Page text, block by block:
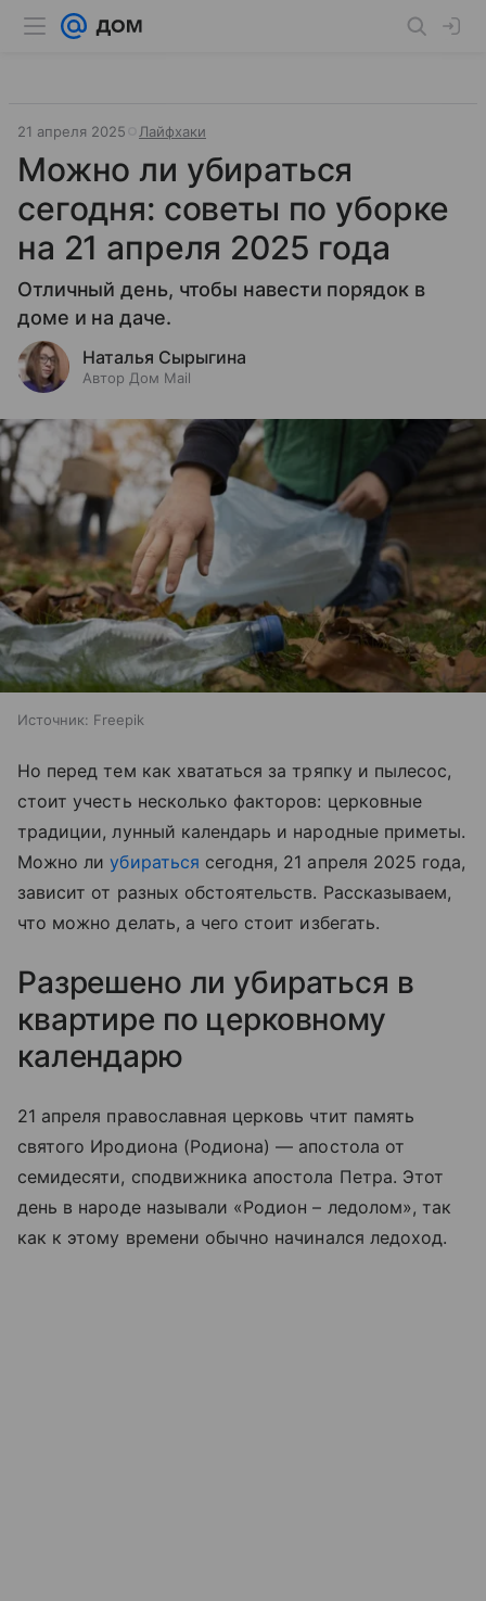
21 апреля 2025 Лайфхаки
Можно ли убираться
сегодня: советы по уборке
на 21 апреля 2025 года
Отличный день, чтобы навести порядок в
доме и на даче.
Наталья Сырыгина
Автор Дом Mail
Источник: Freepik
Но перед тем как хвататься за тряпку и пылесос,
стоит учесть несколько факторов: церковные
традиции, лунный календарь и народные приметы.
Можно лиубираться сегодня, 21 апреля 2025 года,
зависит от разных обстоятельств. Рассказываем,
что можно делать, а чего стоит избегать.
Разрешено ли убираться в
квартире по церковному
календарю
21 апреля православная церковь чтит память
святого Иродиона (Родиона) — апостола от
семидесяти, сподвижника апостола Петра. Этот
день в народе называли «Родион – ледолом», так
как к этому времени обычно начинался ледоход.